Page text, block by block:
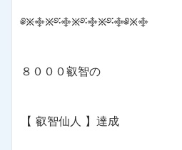
༅྿࿇྿࿔࿒࿇྿࿔࿒࿇྿࿔࿒࿇༅྿࿇
８０００叡智の
【 叡智仙人 】達成